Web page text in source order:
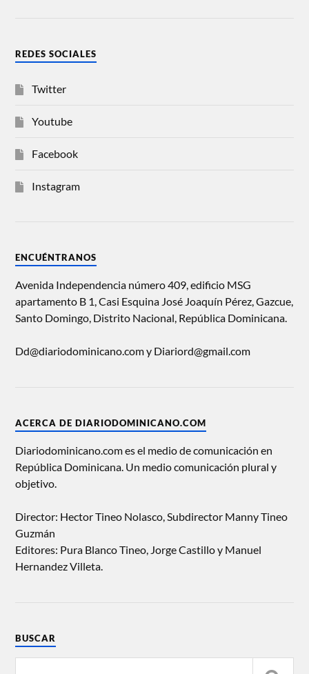
REDES SOCIALES
Twitter
Youtube
Facebook
Instagram
ENCUÉNTRANOS
Avenida Independencia número 409, edificio MSG
apartamento B 1, Casi Esquina José Joaquín Pérez, Gazcue,
Santo Domingo, Distrito Nacional, República Dominicana.
Dd@diariodominicano.com y Diariord@gmail.com
ACERCA DE DIARIODOMINICANO.COM
Diariodominicano.com es el medio de comunicación en
República Dominicana. Un medio comunicación plural y
objetivo.
Director: Hector Tineo Nolasco, Subdirector Manny Tineo
Guzmán
Editores: Pura Blanco Tineo, Jorge Castillo y Manuel
Hernandez Villeta.
BUSCAR